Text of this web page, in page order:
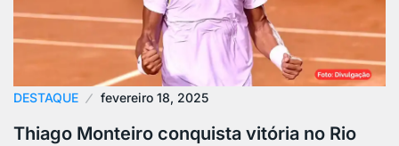
DESTAQUE fevereiro 18, 2025
Thiago Monteiro conquista vitória no Rio